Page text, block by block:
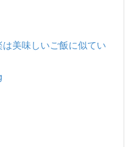
美味しいご飯に似てい